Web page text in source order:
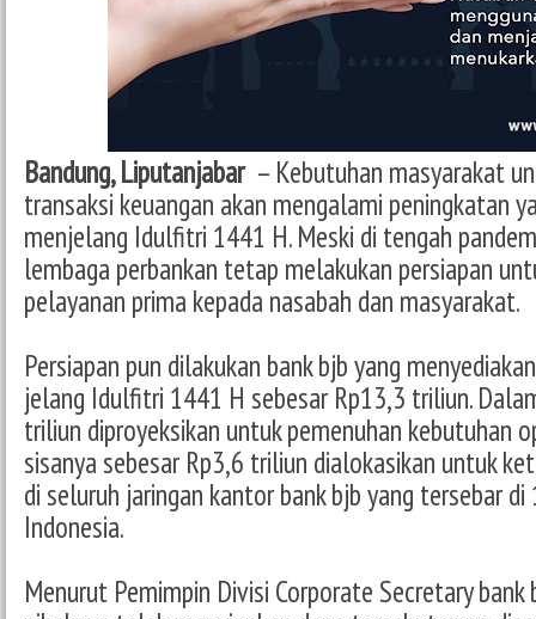
Bandung, Liputanjabar – Kebutuhan masyarakat
transaksi keuangan akan mengalami peningkatan
menjelang Idulfitri 1441 H. Meski di tengah
lembaga perbankan tetap melakukan persiapan
pelayanan prima kepada nasabah dan masyarakat.
Persiapan pun dilakukan bank bjb yang
jelang Idulfitri 1441 H sebesar Rp13,3 triliun.
triliun diproyeksikan untuk pemenuhan kebutuhan
sisanya sebesar Rp3,6 triliun dialokasikan untuk
di seluruh jaringan kantor bank bjb yang tersebar di
Indonesia.
Menurut Pemimpin Divisi Corporate Secretary